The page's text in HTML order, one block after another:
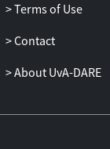
Terms of Use
Contact
About UvA-DARE